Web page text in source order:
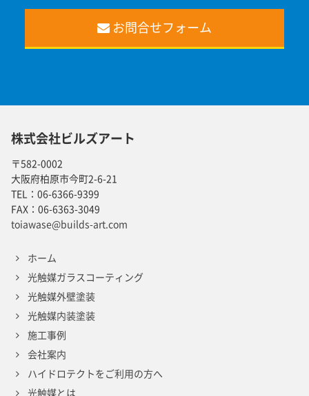
お問合せフォーム
株式会社ビルズアート
〒582-0002
大阪府柏原市今町2-6-21
TEL： 06-6366-9399
FAX： 06-6363-3049
toiawase@builds-art.com
ホーム
光触媒ガラスコーティング
光触媒外壁塗装
光触媒内装塗装
施工事例
会社案内
ハイドロテクトをご利用の方へ
光触媒とは